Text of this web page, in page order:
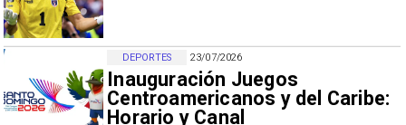
23/07/2026
Inauguración Juegos
Centroamericanos y del Caribe:
Horario y Canal
DEPORTES